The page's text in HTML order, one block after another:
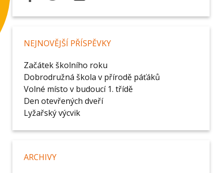
NEJNOVĚJŠÍ PŘÍSPĚVKY
Začátek školního roku
Dobrodružná škola v přírodě páťáků
Volné místo v budoucí 1. třídě
Den otevřených dveří
Lyžařský výcvik
ARCHIVY